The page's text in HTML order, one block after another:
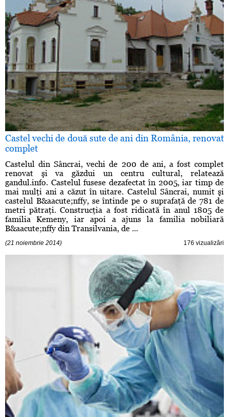
Castel vechi de două sute de ani din România, renovat
complet
Castelul din Sâncrai, vechi de 200 de ani, a fost complet
renovat şi va găzdui un centru cultural, relatează
gandul.info. Castelul fusese dezafectat în 2005, iar timp de
mai mulţi ani a căzut în uitare. Castelul Sâncrai, numit şi
castelul B&aacute;nffy, se întinde pe o suprafaţă de 781 de
metri pătraţi. Construcţia a fost ridicată în anul 1805 de
familia Kemeny, iar apoi a ajuns la familia nobiliară
B&aacute;nffy din Transilvania, de ...
(21 noiembrie 2014) 176 vizualizări